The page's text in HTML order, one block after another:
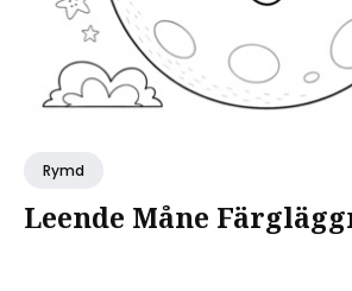
Rymd
Leende Måne